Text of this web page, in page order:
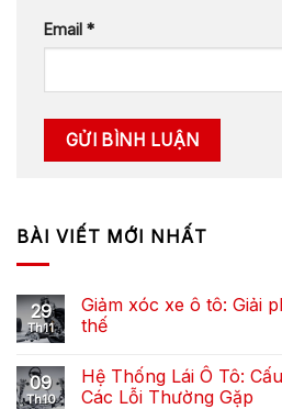
Email *
BÀI VIẾT MỚI NHẤT
29
Th11
Giảm xóc xe ô tô: Giải
thế
09
Th10
Hệ Thống Lái Ô Tô:
Các Lỗi Thường Gặp